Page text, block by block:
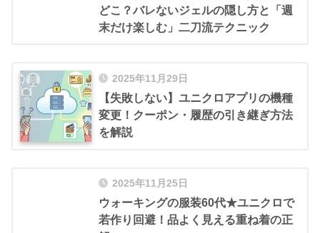
どこ？バレないジェルの隠し方と「週
末だけ楽しむ」二刀流テクニック
2025年11月29日
【失敗しない】ユニクロアプリの機種
変更！クーポン・履歴の引き継ぎ方法
を解説
2025年11月25日
ウォーキングの服装60代★ユニクロで
若作り回避！品よく見える重ね着の正